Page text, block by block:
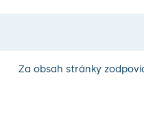
Za obsah stránky